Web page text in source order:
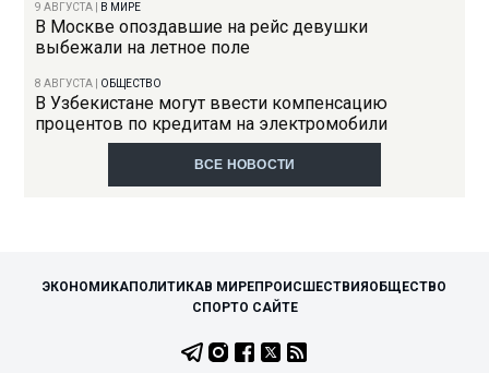
9 АВГУСТА В МИРЕ
В Москве опоздавшие на рейс девушки
выбежали на летное поле
8 АВГУСТА ОБЩЕСТВО
В Узбекистане могут ввести компенсацию
процентов по кредитам на электромобили
ВСЕ НОВОСТИ
ЭКОНОМИКАПОЛИТИКАВ МИРЕПРОИСШЕСТВИЯ ОБЩЕСТВО
СПОРТО САЙТЕ